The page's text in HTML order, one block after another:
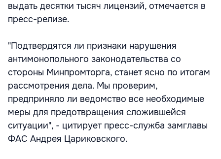
выдать десятки тысяч лицензий, отмечается в
пресс-релизе.
"Подтвердятся ли признаки нарушения
антимонопольного законодательства со
стороны Минпромторга, станет ясно по итогам
рассмотрения дела. Мы проверим,
предприняло ли ведомство все необходимые
меры для предотвращения сложившейся
ситуации", - цитирует пресс-служба замглавы
ФАС Андрея Цариковского.